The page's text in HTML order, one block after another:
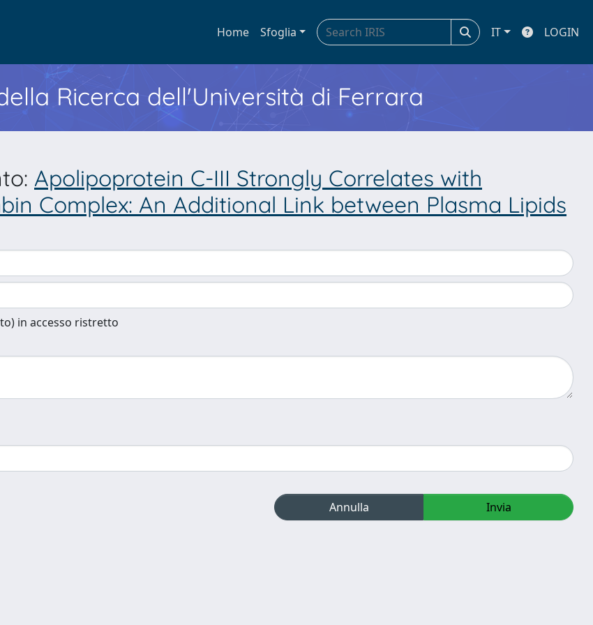
Home Sfoglia IT LOGIN
Ricerca dell'Università di Ferrara
Apolipoprotein C-III Strongly Correlates with
Complex: An Additional Link between Plasma Lipids
in accesso ristretto
Annulla Invia